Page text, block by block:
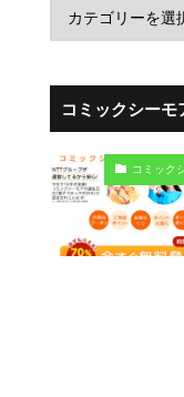
コミックシーモ
コミック